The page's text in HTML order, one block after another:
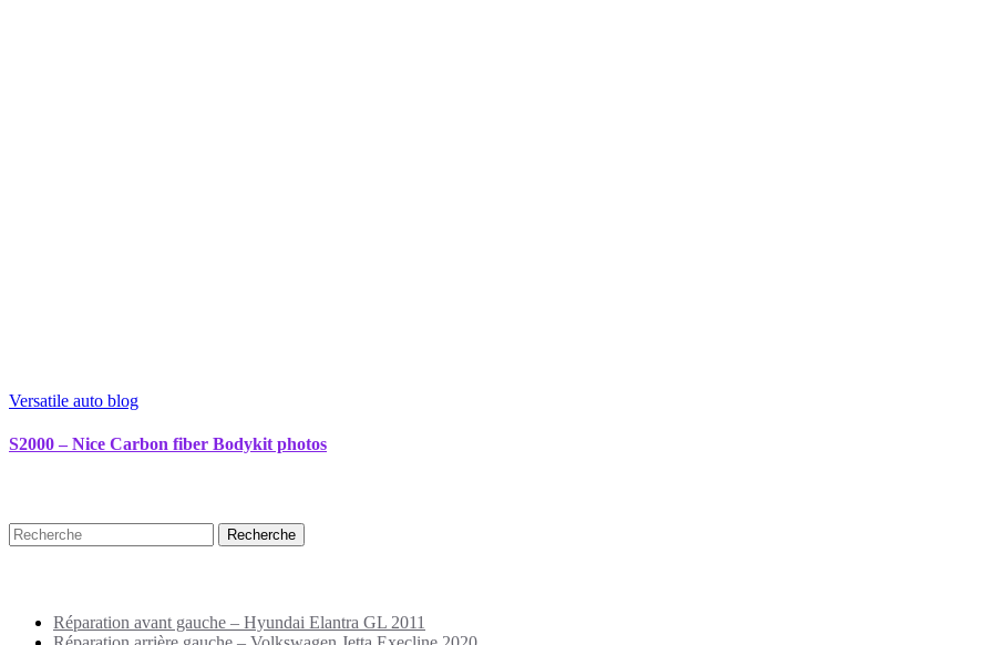
Versatile auto blog
S2000 – Nice Carbon fiber Bodykit photos
Réparation avant gauche – Hyundai Elantra GL 2011